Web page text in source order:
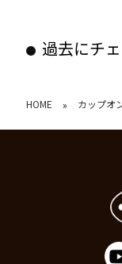
過去にチ
HOME » カップオ